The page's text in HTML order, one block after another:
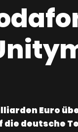
Euro
deutsche